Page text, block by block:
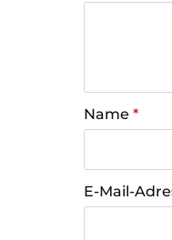
Name *
E-Mail-